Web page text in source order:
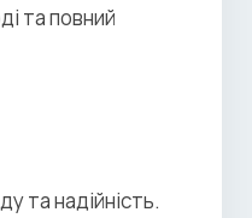
та повний
та надійність.